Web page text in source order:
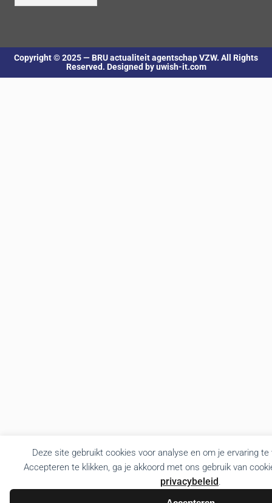
Deze site gebruikt cookies voor analyse en om je ervaring
Accepteren te klikken, ga je akkoord met ons gebruik van
privacybeleid.
Copyright © 2025 — BRU actualiteit agentschap VZW. All Rights
Reserved. Designed by uwish-it.com